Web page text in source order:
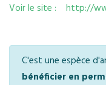
Voir le site : http://
C'est une espèce
bénéficier en